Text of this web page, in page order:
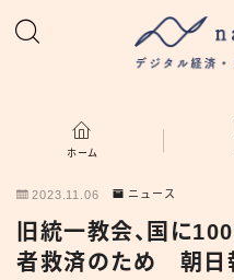
ホーム
新着
ホーム
2023.11.06 ニュース
旧統一教会、国に
者救済のため 朝日